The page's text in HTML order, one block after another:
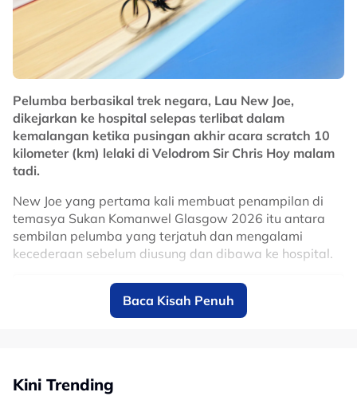
merancang terlebih dahulu. Ada kejohanan dunia,
kejohanan benua selain kejohanan kelas satu dan dua,
sangat kritikal, tiada masa jadi perlu buat keputusan.
Jika tidak selepas Sukan Asia saya gembira untuk
juga." tambahnya.
No node context available.
Related Topics
Pelumba berbasikal trek negara, Lau New Joe,
dikejarkan ke hospital selepas terlibat dalam
kemalangan ketika pusingan akhir acara scratch 10
kilometer (km) lelaki di Velodrom Sir Chris Hoy malam
tadi.
New Joe yang pertama kali membuat penampilan di
temasya Sukan Komanwel Glasgow 2026 itu antara
sembilan pelumba yang terjatuh dan mengalami
kecederaan sebelum diusung dan dibawa ke hospital.
Baca Kisah Penuh
Kini Trending